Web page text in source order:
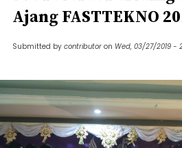
Ajang FASTTEKNO
Submitted by contributor on Wed, 03/27/2019 -